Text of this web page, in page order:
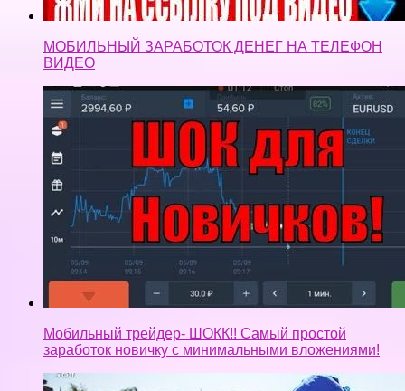
МОБИЛЬНЫЙ ЗАРАБОТОК ДЕНЕГ НА ТЕЛЕФОН
ВИДЕО
Мобильный трейдер- ШОКК!! Самый простой
заработок новичку с минимальными вложениями!